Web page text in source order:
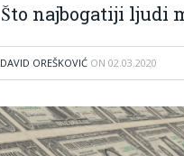
Što najbogatiji ljudi
DAVID OREŠKOVIĆ ON 02.03.2020